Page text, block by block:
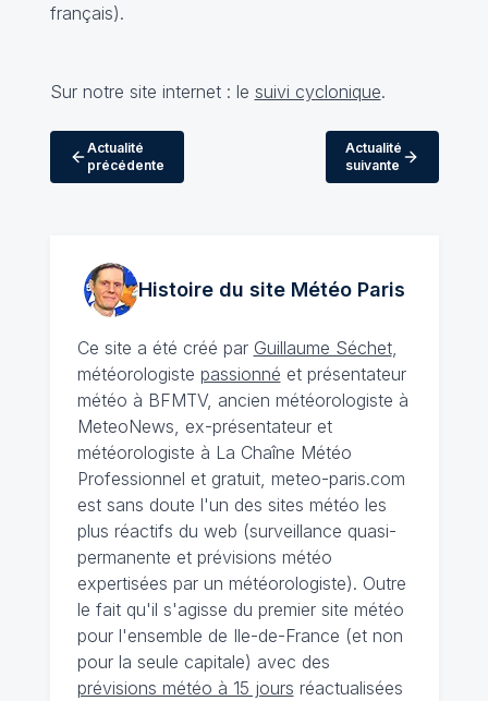
français).
Sur notre site internet : le suivi cyclonique.
Actualité
précédente
Actualité
suivante
Histoire du site MétéoParis
Ce site a été créé par Guillaume Séchet,
météorologiste passionné et présentateur
météo à BFMTV, ancien météorologiste à
MeteoNews, ex-présentateur et
météorologiste à La Chaîne Météo
Professionnel et gratuit, meteo-paris.com
est sans doute l'un des sites météo les
plus réactifs du web (surveillance quasi-
permanente et prévisions météo
expertisées par un météorologiste). Outre
le fait qu'il s'agisse du premier site météo
pour l'ensemble de Ile-de-France (et non
pour la seule capitale) avec des
prévisions météo à 15 jours réactualisées